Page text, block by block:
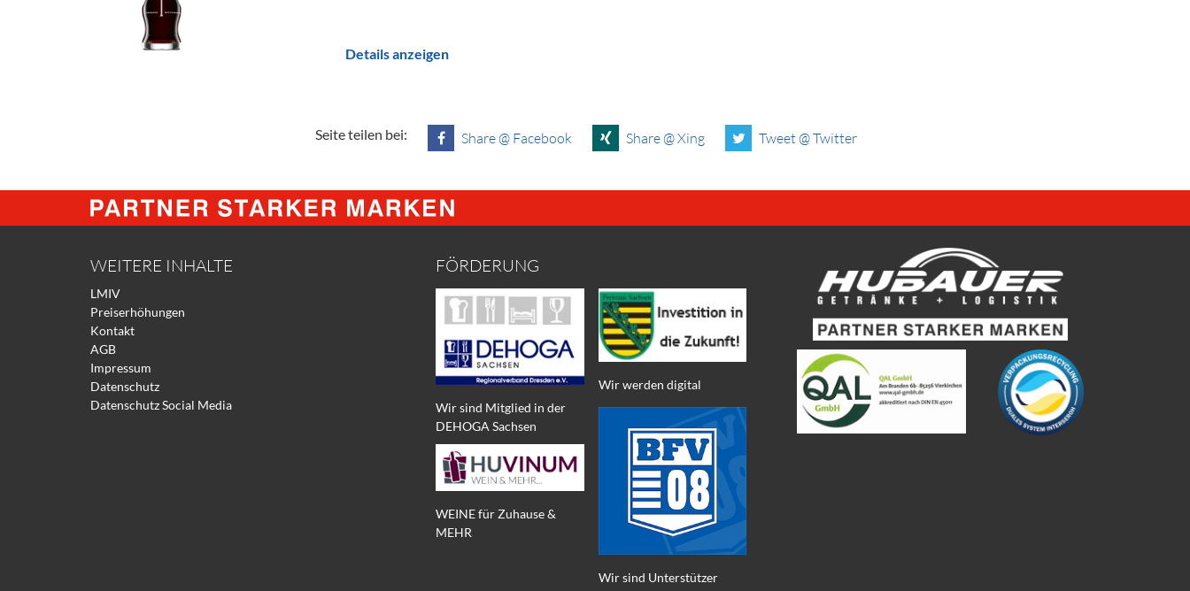
Details anzeigen
Seite teilen bei: Share @ Facebook Share @ Xing Tweet @ Twitter
WEITERE INHALTE
LMIV
Preiserhöhungen
Kontakt
AGB
Impressum
Datenschutz
Datenschutz Social Media
FÖRDERUNG
Wir sind Mitglied in der
DEHOGA Sachsen
WEINE für Zuhause &
MEHR
Wir werden digital
Wir sind Unterstützer